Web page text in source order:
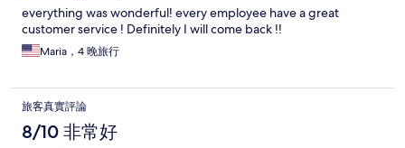
everything was wonderful! every employee have a great
customer service ! Definitely I will come back !!
Maria，4 晚旅行
旅客真實評論
8/10 非常好